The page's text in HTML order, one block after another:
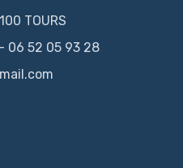
TOURS
06 52 05 93 28